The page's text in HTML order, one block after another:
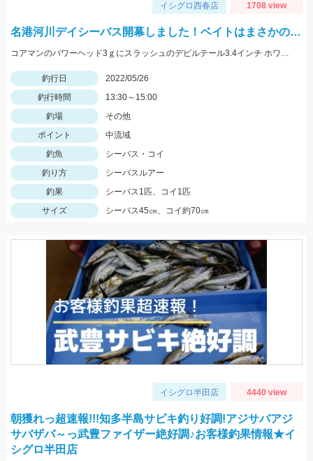
イシグロ西春店 1708 view
名港河川デイシーバス開幕しました！ベイトはまさかの…
コアマンのパワーヘッド3ｇにスラッシュのデビルテール3.4インチ ホワイトシルバーで釣れました！
釣行日
2022/05/26
釣行時間
13:30～15:00
釣場
その他
ポイント
中流域
釣魚
シーバス・コイ
釣り方
シーバスルアー
釣果
シーバス1匹、コイ1匹
サイズ
シーバス45㎝、コイ約70㎝
イシグロ半田店 4440 view
朝獲れっ超速報!!!知多半島サビキ釣り好調!アジサバアジ
サバザバ～っ武豊ファイザー絶好調♪お客様釣果情報★イ
シグロ半田店